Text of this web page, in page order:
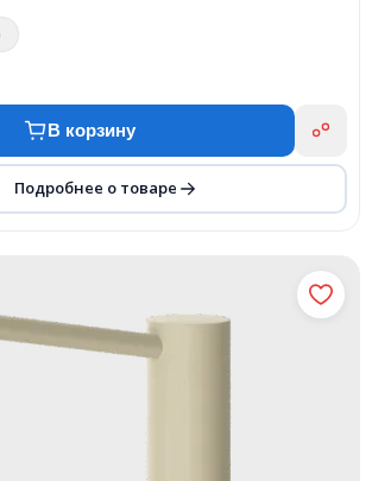
В корзину
Подробнее о товаре